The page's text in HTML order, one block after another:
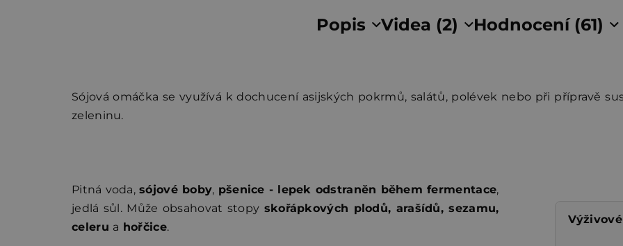
Popis Videa (2) Hodnocení (61)
Sójová omáčka se využívá k dochucení asijských pokrmů, salátů, polévek nebo při přípravě
zeleninu.
Pitná voda,sójové boby, pšenice - lepek odstraněn během fermentace,
jedlá sůl. Může obsahovat stopy skořápkových plodů, arašídů, sezamu,
celeru a hořčice.